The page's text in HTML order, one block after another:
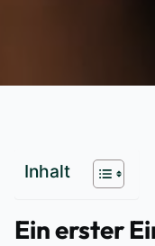
Inhalt
Ein erster